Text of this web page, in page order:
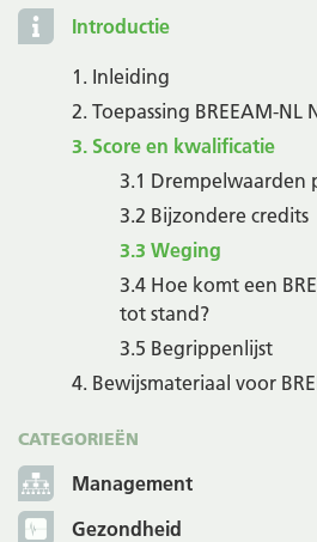
Introductie
1. Inleiding
2. Toepassing BREEAM-
3. Score en kwalificatie
3.1 Drempelwaarden
3.2 Bijzondere credits
3.3 Weging
3.4 Hoe komt een
tot stand?
3.5 Begrippenlijst
4. Bewijsmateriaal voor
CATEGORIEËN
Management
Gezondheid